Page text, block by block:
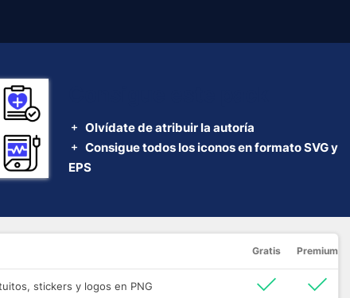
Olvídate de atribuir la autoría
Consigue todos los iconos en formato SVG y
EPS
Gratis Premium
stickers y logos en PNG